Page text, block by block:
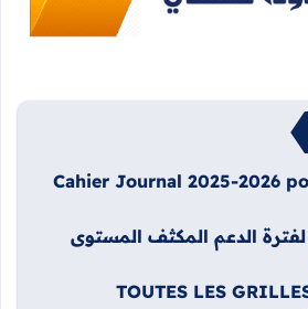
Cahier Journal 2025-2026
لفترة الدعم المكثف المستوى
TOUTES LES